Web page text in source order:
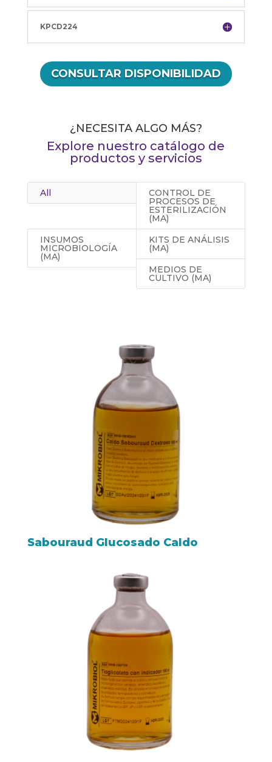
KPCD224
CONSULTAR DISPONIBILIDAD
¿NECESITA ALGO MÁS?
Explore nuestro catálogo de
productos y servicios
All CONTROL DE
PROCESOS DE
ESTERILIZACIÓN
(MA)
INSUMOS
MICROBIOLOGÍA
(MA)
KITS DE ANÁLISIS
(MA)
MEDIOS DE
CULTIVO (MA)
Sabouraud Glucosado Caldo